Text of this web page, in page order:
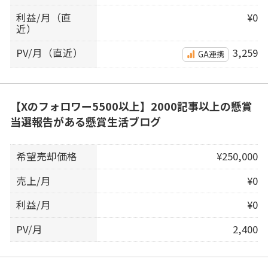
利益/月（直
近）
¥0
PV/月（直近） GA連携 3,259
【Xのフォロワー5500以上】2000記事以上の懸賞
当選報告がある懸賞生活ブログ
希望売却価格
¥250,000
売上/月
¥0
利益/月
¥0
PV/月
2,400